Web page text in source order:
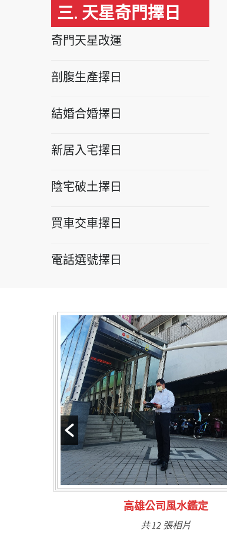
三. 天星奇門擇日
奇門天星改運
剖腹生產擇日
結婚合婚擇日
新居入宅擇日
陰宅破土擇日
買車交車擇日
電話選號擇日
林氏福主量子生基造命
共 6 張相片